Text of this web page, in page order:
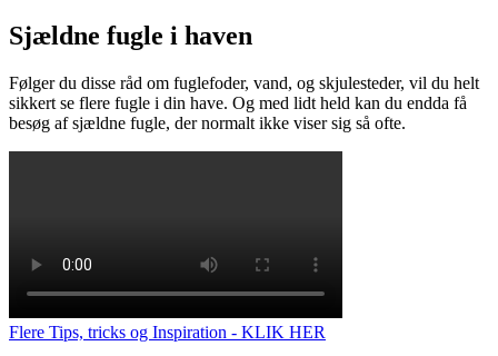
Sjældne fugle i haven
Følger du disse råd om fuglefoder, vand, og skjulesteder, vil du helt
sikkert se flere fugle i din have. Og med lidt held kan du endda få
besøg af sjældne fugle, der normalt ikke viser sig så ofte.
Flere Tips, tricks og Inspiration - KLIK HER